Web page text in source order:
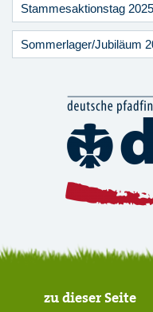
Stammesaktionstag
Sommerlager/Jubiläum
zu dieser Seite